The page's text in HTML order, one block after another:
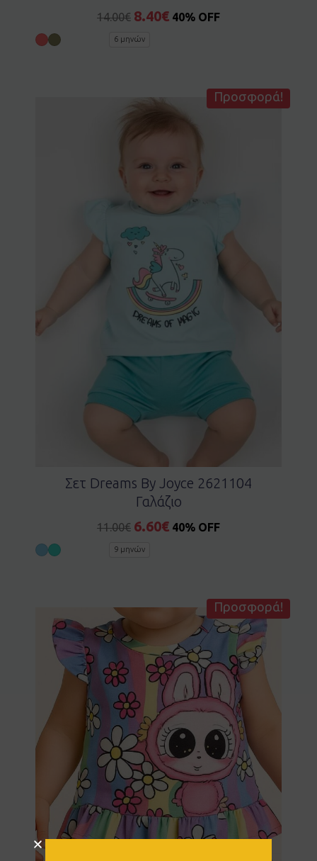
14.00€ 8.40€ 40% OFF
6 μηνών
Προσφορά!
Σετ Dreams By Joyce 2621104
Γαλάζιο
11.00€ 6.60€ 40% OFF
9 μηνών
Προσφορά!